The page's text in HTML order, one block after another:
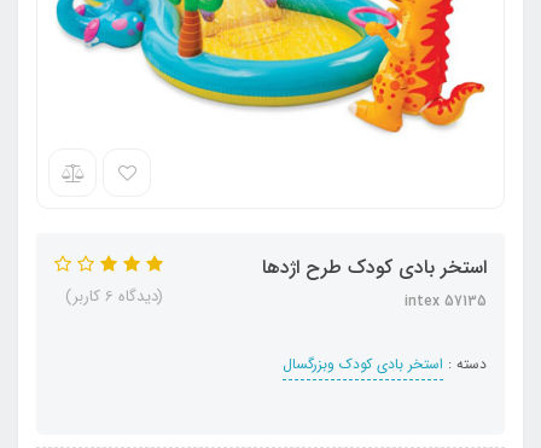
استخر بادی کودک طرح اژدها
intex 57135
دسته : استخر بادی کودک وبزرگسال
(دیدگاه 6 کاربر)